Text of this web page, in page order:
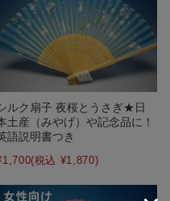
ルク扇子 夜桜とうさぎ★日
土産（みやげ）や記念品に！
語説明書つき
(税込 ¥1,870)